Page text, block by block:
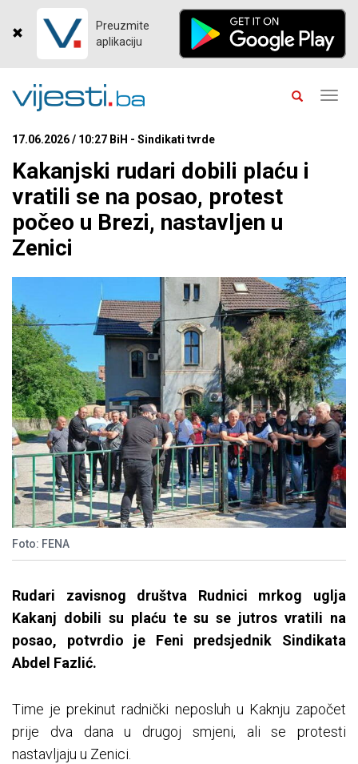
Preuzmite
aplikaciju
17.06.2026 / 10:27 BiH - Sindikati tvrde
Kakanjski rudari dobili plaću i
vratili se na posao, protest
počeo u Brezi, nastavljen u
Zenici
Foto: FENA
Rudari zavisnog društva Rudnici mrkog uglja
Kakanj dobili su plaću te su se jutros vratili na
posao, potvrdio je Feni predsjednik Sindikata
Abdel Fazlić.
Time je prekinut radnički neposluh u Kaknju započet
prije dva dana u drugoj smjeni, ali se protesti
nastavljaju u Zenici.